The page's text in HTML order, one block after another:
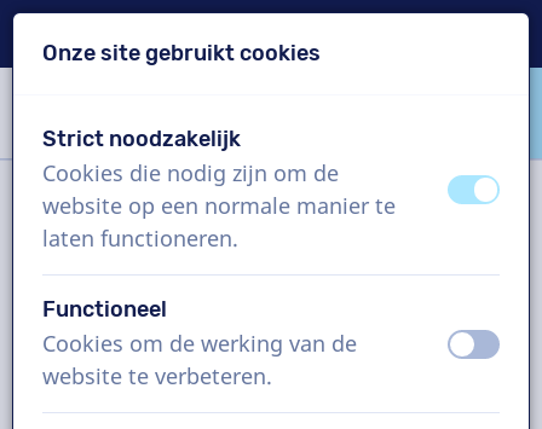
VoiceProductions
Filter
Project
Onze site gebruikt cookies
Strict noodzakelijk
Cookies die nodig zijn om de
website op een normale manier te
laten functioneren.
uitaan
Functioneel
Cookies om de werking van de
website te verbeteren.
uit aan